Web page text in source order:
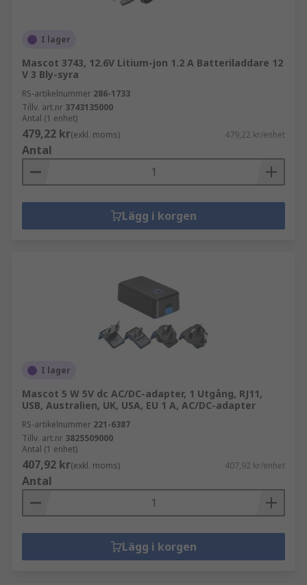
I lager
Mascot 3743, 12.6V Litium-jon 1.2 A Batteriladdare 12
V 3 Bly-syra
RS-artikelnummer 286-1733
Tillv. art.nr 3743135000
Antal (1 enhet)
479,22 kr(exkl. moms) 479,22 kr/enhet
Antal
Lägg i korgen
I lager
Mascot 5 W 5V dc AC/DC-adapter, 1 Utgång, RJ11,
USB, Australien, UK, USA, EU 1 A, AC/DC-adapter
RS-artikelnummer 221-6387
Tillv. art.nr 3825509000
Antal (1 enhet)
407,92 kr(exkl. moms) 407,92 kr/enhet
Antal
Lägg i korgen